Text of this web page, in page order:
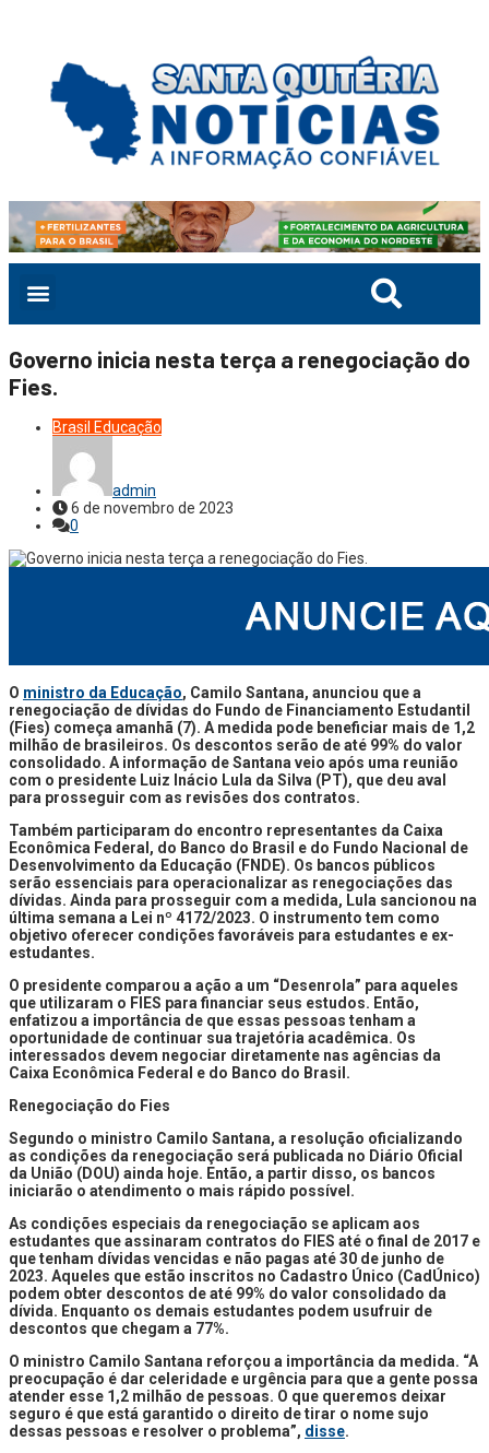
Governo inicia nesta terça a renegociação do
Fies.
Brasil Educação
admin
6 de novembro de 2023
0
O ministro da Educação, Camilo Santana, anunciou que a
renegociação de dívidas do Fundo de Financiamento Estudantil
(Fies) começa amanhã (7). A medida pode beneficiar mais de 1,2
milhão de brasileiros. Os descontos serão de até 99% do valor
consolidado. A informação de Santana veio após uma reunião
com o presidente Luiz Inácio Lula da Silva (PT), que deu aval
para prosseguir com as revisões dos contratos.
Também participaram do encontro representantes da Caixa
Econômica Federal, do Banco do Brasil e do Fundo Nacional de
Desenvolvimento da Educação (FNDE). Os bancos públicos
serão essenciais para operacionalizar as renegociações das
dívidas. Ainda para prosseguir com a medida, Lula sancionou na
última semana a Lei nº 4172/2023. O instrumento tem como
objetivo oferecer condições favoráveis para estudantes e ex-
estudantes.
O presidente comparou a ação a um “Desenrola” para aqueles
que utilizaram o FIES para financiar seus estudos. Então,
enfatizou a importância de que essas pessoas tenham a
oportunidade de continuar sua trajetória acadêmica. Os
interessados devem negociar diretamente nas agências da
Caixa Econômica Federal e do Banco do Brasil.
Renegociação do Fies
Segundo o ministro Camilo Santana, a resolução oficializando
as condições da renegociação será publicada no Diário Oficial
da União (DOU) ainda hoje. Então, a partir disso, os bancos
iniciarão o atendimento o mais rápido possível.
As condições especiais da renegociação se aplicam aos
estudantes que assinaram contratos do FIES até o final de 2017 e
que tenham dívidas vencidas e não pagas até 30 de junho de
2023. Aqueles que estão inscritos no Cadastro Único (CadÚnico)
podem obter descontos de até 99% do valor consolidado da
dívida. Enquanto os demais estudantes podem usufruir de
descontos que chegam a 77%.
O ministro Camilo Santana reforçou a importância da medida. “A
preocupação é dar celeridade e urgência para que a gente possa
atender esse 1,2 milhão de pessoas. O que queremos deixar
seguro é que está garantido o direito de tirar o nome sujo
dessas pessoas e resolver o problema”, disse.